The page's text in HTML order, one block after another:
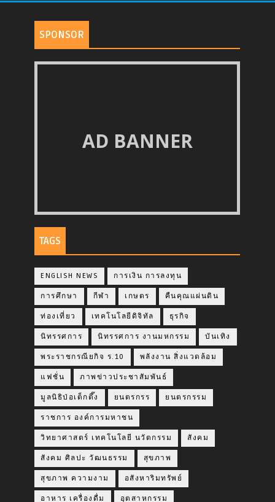
SPONSOR
AD BANNER
TAGS
ENGLISH NEWS การเงิน การลงทุน
การศึกษา กีฬา เกษตร คืนคุณแผ่นดิน
ท่องเที่ยว เทคโนโลยีดิจิทัล ธุรกิจ
นิทรรศการ นิทรรศการ งานมหกรรม บันเทิง
พระราชกรณียกิจ ร.10 พลังงาน สิ่งแวดล้อม
แฟชั่น ภาพข่าวประชาสัมพันธ์
มูลนิธิป่อเต็กตึ๊ง ยนตรกรร ยนตรกรรม
ราชการ องค์การมหาชน
วิทยาศาสตร์ เทคโนโลยี นวัตกรรม สังคม
สังคม ศิลปะ วัฒนธรรม สุขภาพ
สุขภาพ ความงาม อสังหาริมทรัพย์
อาหาร เครื่องดื่ม อุตสาหกรรม